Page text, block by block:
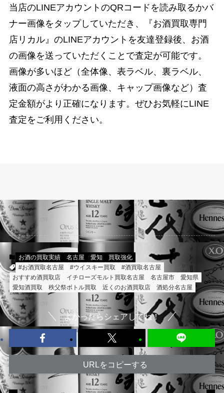
当店のLINEアカウントのQRコードを読み取るかバ
ナー画像をタップしていただき、『お酒買取専門
店リカル』のLINEアカウントを友達登録後、お酒
の画像を送っていただくことで査定が可能です。
画像が多いほど（全体像、表ラベル、裏ラベル、
液面の高さがわかる画像、キャップ画像など）査
定金額がより正確になります。ぜひお気軽にLINE
査定をご利用ください。
お酒の買取実績 名古屋 愛知
買取強化
#お酒買取名古屋
#ウイスキー買取
#酒買取名古屋
おすすめ酒買取店
イチローズモルト買取名古屋 名古屋市
愛知県
愛知酒買取
秩父祭ボトル買取 近くのお酒買取店 酒処分名古屋
よかったらシェアしてね！
URLをコピーする